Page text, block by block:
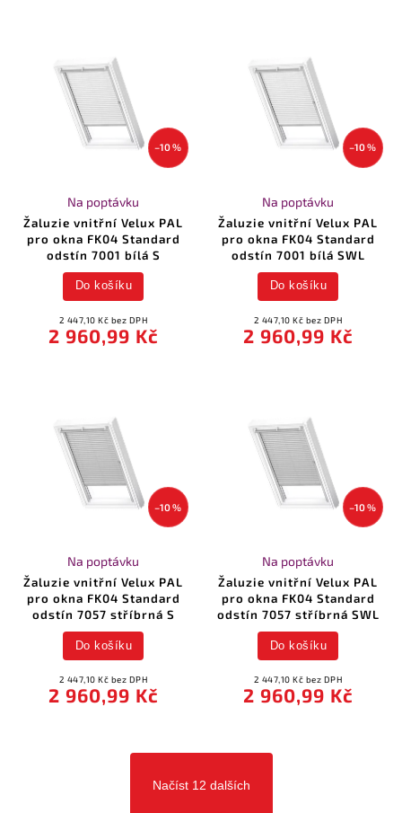
–10 %
Žaluzie vnitřní Velux PAL
pro okna FK04 Standard
odstín 7001 bílá S
Na poptávku
2 447,10 Kč bez DPH
2 960,99 Kč
Do košíku
–10 %
Žaluzie vnitřní Velux PAL
pro okna FK04 Standard
odstín 7001 bílá SWL
Na poptávku
2 447,10 Kč bez DPH
2 960,99 Kč
Do košíku
–10 %
Žaluzie vnitřní Velux PAL
pro okna FK04 Standard
odstín 7057 stříbrná S
Na poptávku
2 447,10 Kč bez DPH
2 960,99 Kč
Do košíku
–10 %
Žaluzie vnitřní Velux PAL
pro okna FK04 Standard
odstín 7057 stříbrná SWL
Na poptávku
2 447,10 Kč bez DPH
2 960,99 Kč
Do košíku
Načíst 12 dalších